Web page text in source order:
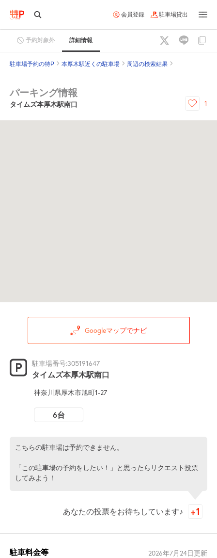
会員登録 駐車場貸出
予約対象外 詳細情報
駐車場予約の特P 本厚木駅近くの駐車場 周辺の検索結果
パーキング情報
タイムズ本厚木駅南口 1
Googleマップでナビ
駐車場番号:305191647
タイムズ本厚木駅南口
神奈川県厚木市旭町1-27
6台
こちらの駐車場は予約できません。
「この駐車場の予約をしたい！」と思ったらリクエスト投票
してみよう！
あなたの投票をお待ちしています♪
駐車料金等 2026年7月24日更新